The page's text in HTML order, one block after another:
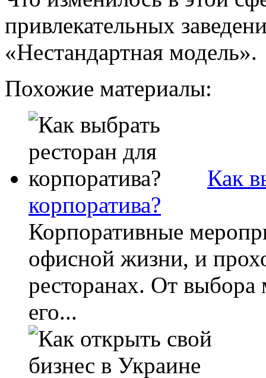
привлекательных
«Нестандартная модель».
Похожие материалы:
Как
корпоратива?
Корпоративные
офисной жизни, и
ресторанах. От выбора
его...